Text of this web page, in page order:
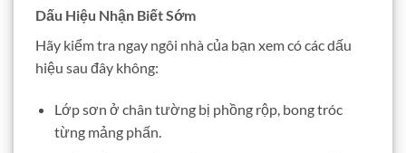
Dấu Hiệu Nhận Biết Sớm
Hãy kiểm tra ngay ngôi nhà của bạn xem có các dấu
hiệu sau đây không:
Lớp sơn ở chân tường bị phồng rộp, bong tróc
từng mảng phấn.